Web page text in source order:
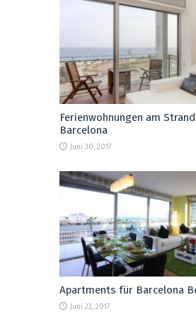
Ferienwohnungen am
Barcelona
Juni 30, 2017
Apartments für Barcelona
Juni 23, 2017